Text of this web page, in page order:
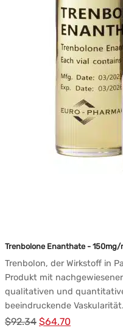
Trenbolone Enanthate -
Trenbolon, der Wirkstoff in
Produkt mit
qualitativen und
beeindruckende Vaskularität.
$92.34 Ursprünglicher
$64.70Aktueller